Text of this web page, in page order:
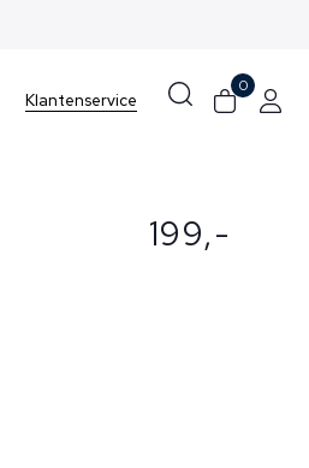
Klantenservice
0
199,-